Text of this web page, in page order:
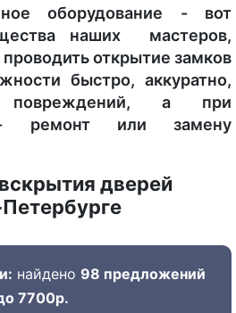
оборудование - вот
наших мастеров,
открытие замков
быстро, аккуратно,
а при
- ремонт или замену
дверей
найдено 98 предложений
7700р.